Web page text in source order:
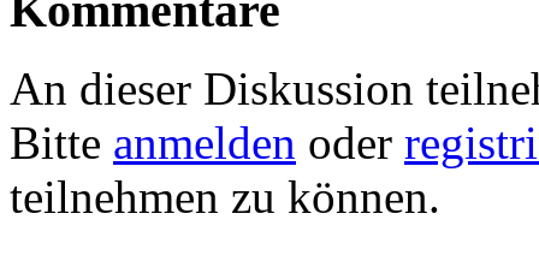
An dieser Diskussion
Bitte anmelden oder
teilnehmen zu können.